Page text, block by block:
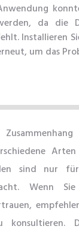
da die
Installieren
um das
sind nur
Wenn
konsultieren.